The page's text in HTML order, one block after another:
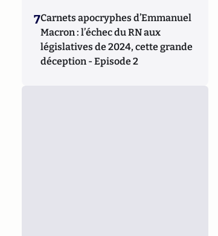
7Carnets apocryphes d’Emmanuel
Macron : l’échec du RN aux
législatives de 2024, cette grande
déception - Episode 2